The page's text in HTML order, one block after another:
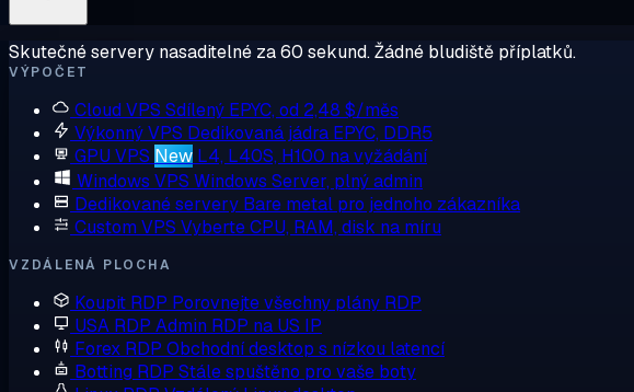
Skutečné servery nasaditelné za 60 sekund. Žádné bludiště příplatků.
VÝPOČET
Cloud VPS Sdílený EPYC, od 2,48 $/měs
Výkonný VPS Dedikovaná jádra EPYC, DDR5
GPU VPS New L4, L40S, H100 na vyžádání
Windows VPS Windows Server, plný admin
Dedikované servery Bare metal pro jednoho zákazníka
Custom VPS Vyberte CPU, RAM, disk na míru
VZDÁLENÁ PLOCHA
Koupit RDP Porovnejte všechny plány RDP
USA RDP Admin RDP na US IP
Forex RDP Obchodní desktop s nízkou latencí
Botting RDP Stále spuštěno pro vaše boty